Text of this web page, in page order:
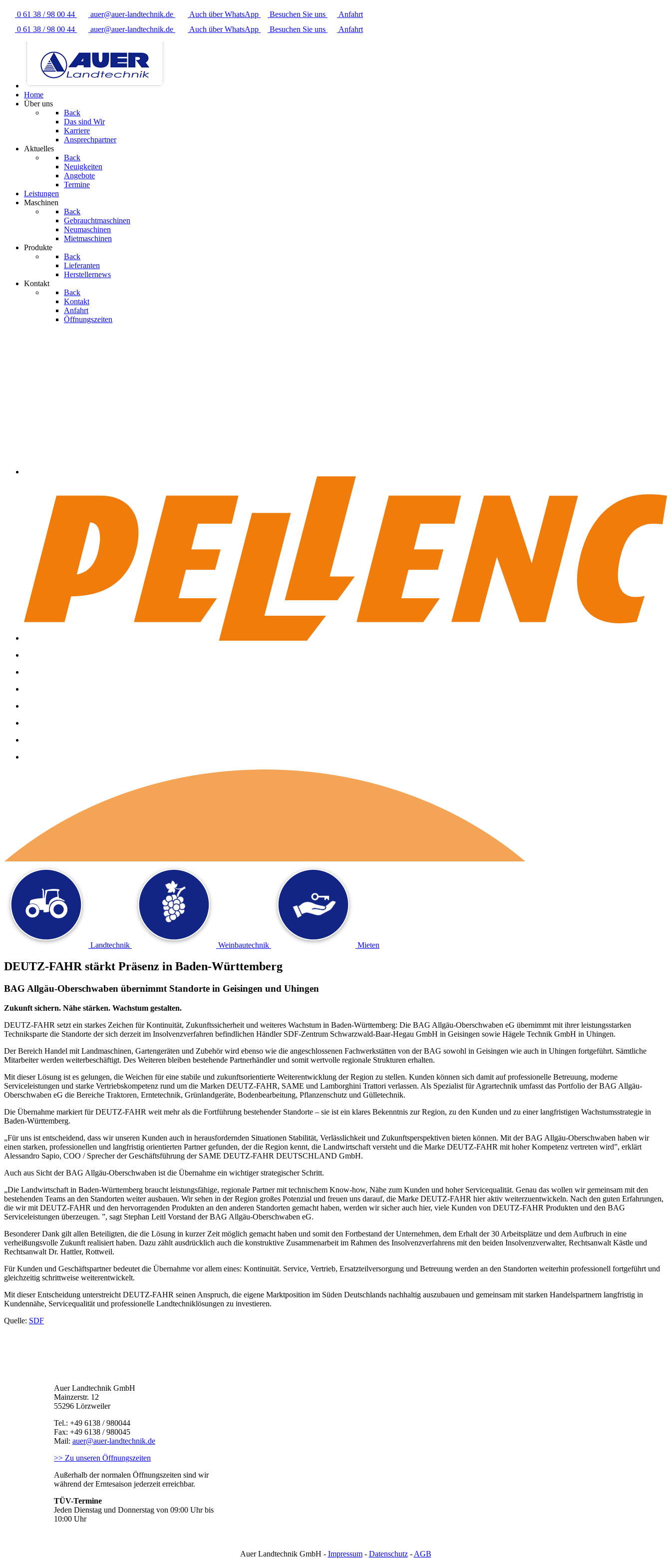
0 61 38 / 98 00 44 auer@auer-landtechnik.de Auch über WhatsApp Besuchen Sie uns
Anfahrt
0 61 38 / 98 00 44
auer@auer-landtechnik.de Auch über WhatsApp Besuchen Sie uns Anfahrt
Home
Über uns
Back
Das sind Wir
Karriere
Ansprechpartner
Aktuelles
Back
Neuigkeiten
Angebote
Termine
Leistungen
Maschinen
Back
Gebrauchtmaschinen
Neumaschinen
Mietmaschinen
Produkte
Back
Lieferanten
Herstellernews
Kontakt
Back
Kontakt
Anfahrt
Öffnungszeiten
Landtechnik Weinbautechnik Mieten
DEUTZ-FAHR stärkt Präsenz in Baden-Württemberg
BAG Allgäu-Oberschwaben übernimmt Standorte in Geisingen und Uhingen
Zukunft sichern. Nähe stärken. Wachstum gestalten.
DEUTZ-FAHR setzt ein starkes Zeichen für Kontinuität, Zukunftssicherheit und weiteres Wachstum in Baden-Württemberg: Die BAG Allgäu-Oberschwaben eG übernimmt mit ihrer leistungsstarken
Techniksparte die Standorte der sich derzeit im Insolvenzverfahren befindlichen Händler SDF-Zentrum Schwarzwald-Baar-Hegau GmbH in Geisingen sowie Hägele Technik GmbH in Uhingen.
Der Bereich Handel mit Landmaschinen, Gartengeräten und Zubehör wird ebenso wie die angeschlossenen Fachwerkstätten von der BAG sowohl in Geisingen wie auch in Uhingen fortgeführt. Sämtliche
Mitarbeiter werden weiterbeschäftigt. Des Weiteren bleiben bestehende Partnerhändler und somit wertvolle regionale Strukturen erhalten.
Mit dieser Lösung ist es gelungen, die Weichen für eine stabile und zukunftsorientierte Weiterentwicklung der Region zu stellen. Kunden können sich damit auf professionelle Betreuung, moderne
Serviceleistungen und starke Vertriebskompetenz rund um die Marken DEUTZ-FAHR, SAME und Lamborghini Trattori verlassen. Als Spezialist für Agrartechnik umfasst das Portfolio der BAG Allgäu-
Oberschwaben eG die Bereiche Traktoren, Erntetechnik, Grünlandgeräte, Bodenbearbeitung, Pflanzenschutz und Gülletechnik.
Die Übernahme markiert für DEUTZ-FAHR weit mehr als die Fortführung bestehender Standorte – sie ist ein klares Bekenntnis zur Region, zu den Kunden und zu einer langfristigen Wachstumsstrategie in
Baden-Württemberg.
„Für uns ist entscheidend, dass wir unseren Kunden auch in herausfordernden Situationen Stabilität, Verlässlichkeit und Zukunftsperspektiven bieten können. Mit der BAG Allgäu-Oberschwaben haben wir
einen starken, professionellen und langfristig orientierten Partner gefunden, der die Region kennt, die Landwirtschaft versteht und die Marke DEUTZ-FAHR mit hoher Kompetenz vertreten wird”, erklärt
Alessandro Sapio, COO / Sprecher der Geschäftsführung der SAME DEUTZ-FAHR DEUTSCHLAND GmbH.
Auch aus Sicht der BAG Allgäu-Oberschwaben ist die Übernahme ein wichtiger strategischer Schritt.
„Die Landwirtschaft in Baden-Württemberg braucht leistungsfähige, regionale Partner mit technischem Know-how, Nähe zum Kunden und hoher Servicequalität. Genau das wollen wir gemeinsam mit den
bestehenden Teams an den Standorten weiter ausbauen. Wir sehen in der Region großes Potenzial und freuen uns darauf, die Marke DEUTZ-FAHR hier aktiv weiterzuentwickeln. Nach den guten Erfahrungen,
die wir mit DEUTZ-FAHR und den hervorragenden Produkten an den anderen Standorten gemacht haben, werden wir sicher auch hier, viele Kunden von DEUTZ-FAHR Produkten und den BAG
Serviceleistungen überzeugen. ”, sagt Stephan Leitl Vorstand der BAG Allgäu-Oberschwaben eG.
Besonderer Dank gilt allen Beteiligten, die die Lösung in kurzer Zeit möglich gemacht haben und somit den Fortbestand der Unternehmen, dem Erhalt der 30 Arbeitsplätze und dem Aufbruch in eine
verheißungsvolle Zukunft realisiert haben. Dazu zählt ausdrücklich auch die konstruktive Zusammenarbeit im Rahmen des Insolvenzverfahrens mit den beiden Insolvenzverwalter, Rechtsanwalt Kästle und
Rechtsanwalt Dr. Hattler, Rottweil.
Für Kunden und Geschäftspartner bedeutet die Übernahme vor allem eines: Kontinuität. Service, Vertrieb, Ersatzteilversorgung und Betreuung werden an den Standorten weiterhin professionell fortgeführt und
gleichzeitig schrittweise weiterentwickelt.
Mit dieser Entscheidung unterstreicht DEUTZ-FAHR seinen Anspruch, die eigene Marktposition im Süden Deutschlands nachhaltig auszubauen und gemeinsam mit starken Handelspartnern langfristig in
Kundennähe, Servicequalität und professionelle Landtechniklösungen zu investieren.
Quelle: SDF
Auer Landtechnik GmbH
Mainzerstr. 12
55296 Lörzweiler
Tel.: +49 6138 / 980044
Fax: +49 6138 / 980045
Mail: auer@auer-landtechnik.de
>> Zu unseren Öffnungszeiten
Außerhalb der normalen Öffnungszeiten sind wir
während der Erntesaison jederzeit erreichbar.
TÜV-Termine
Jeden Dienstag und Donnerstag von 09:00 Uhr bis
10:00 Uhr
Auer Landtechnik GmbH - Impressum- Datenschutz- AGB